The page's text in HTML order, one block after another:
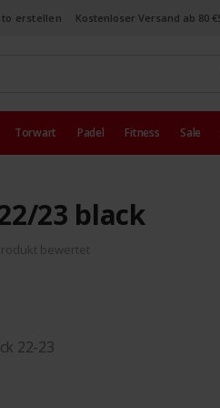
erstellen Kostenloser Versand ab 80 €
Torwart Padel Fitness Sale
23 black
bewertet
22-23